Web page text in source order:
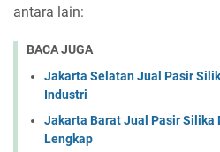
antara lain:
BACA JUGA
Jakarta Selatan Jual Pasir
Industri
Jakarta Barat Jual Pasir Silika
Lengkap